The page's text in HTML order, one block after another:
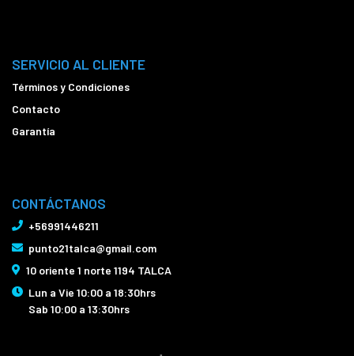
SERVICIO AL CLIENTE
Términos y Condiciones
Contacto
Garantía
CONTÁCTANOS
+56991446211
punto21talca@gmail.com
10 oriente 1 norte 1194 TALCA
Lun a Vie 10:00 a 18:30hrs
Sab 10:00 a 13:30hrs